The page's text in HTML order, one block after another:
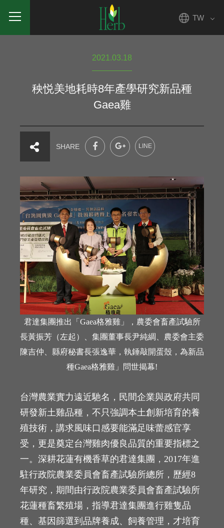
TW
2021.03.18
秧悦美地耗時8年產學研究新品種
Gaea雞
SHARE LINE
君達集團推出「Gaea格雅雞」，農委會畜產試驗所
長黃振芳（左起）、集團董事長尹純綢、農委會主委
陳吉仲、縣府秘書長張逸華，執錘敲開蛋殼，為新品
種Gaea格雅雞」問世揭幕!
台灣農業實力遠近馳名，民間企業與政府共同
研發新土雞品種，不只強調本土創新培育的養
殖技術，講求風味口感要能滿足味蕾感官享
受，更是奠定台灣雞肉優良品質的重要指標之
一。深耕花蓮有機香草的君達集團，2017年進
駐行政院農業委員會畜產試驗所總所，歷經8
年研究，期間由行政院農業委員會畜產試驗所
花蓮種畜繁殖場，指導君達集團進行雞隻品
種、基因篩選到品牌養成、飼養管理，才培育